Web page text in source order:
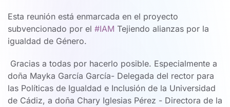
Esta reunión está enmarcada en el proyecto
subvencionado por el #IAM Tejiendo alianzas por la
igualdad de Género.
Gracias a todas por hacerlo posible. Especialmente a
doña Mayka García García- Delegada del rector para
las Políticas de Igualdad e Inclusión de la Universidad
de Cádiz, a doña Chary Iglesias Pérez - Directora de la